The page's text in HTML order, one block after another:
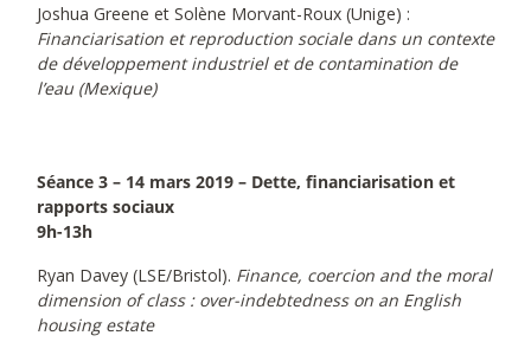
Joshua Greene et Solène Morvant-Roux (Unige) :
Financiarisation et reproduction sociale dans un contexte
de développement industriel et de contamination de
l’eau (Mexique)
Séance 3 – 14 mars 2019 – Dette, financiarisation et
rapports sociaux
9h-13h
Ryan Davey (LSE/Bristol). Finance, coercion and the moral
dimension of class : over-indebtedness on an English
housing estate